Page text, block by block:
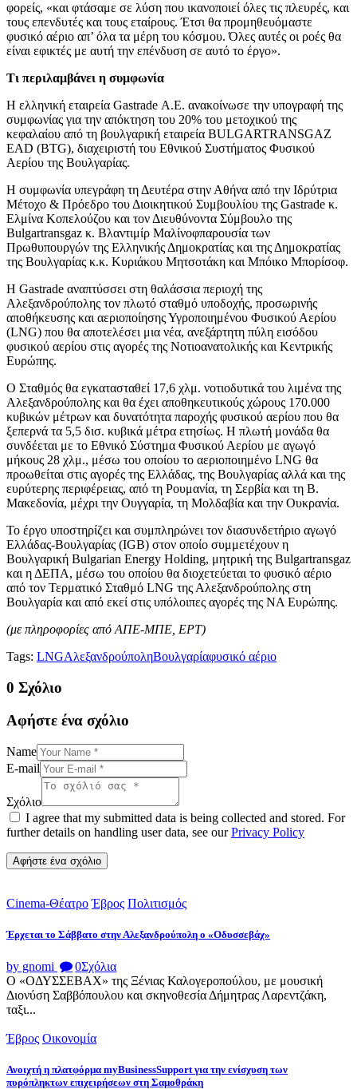
φορείς, «και φτάσαμε σε λύση που ικανοποιεί όλες τις πλευρές, και
τους επενδυτές και τους εταίρους. Έτσι θα προμηθευόμαστε
φυσικό αέριο απ’ όλα τα μέρη του κόσμου. Όλες αυτές οι ροές θα
είναι εφικτές με αυτή την επένδυση σε αυτό το έργο».
Τι περιλαμβάνει η συμφωνία
H ελληνική εταιρεία Gastrade Α.Ε. ανακοίνωσε την υπογραφή της
συμφωνίας για την απόκτηση του 20% του μετοχικού της
κεφαλαίου από τη βουλγαρική εταιρεία BULGARTRANSGAZ
EAD (BTG), διαχειριστή του Εθνικού Συστήματος Φυσικού
Αερίου της Βουλγαρίας.
H συμφωνία υπεγράφη τη Δευτέρα στην Αθήνα από την Ιδρύτρια
Μέτοχο & Πρόεδρο του Διοικητικού Συμβουλίου της Gastrade κ.
Ελμίνα Κοπελούζου και τον Διευθύνοντα Σύμβουλο της
Bulgartransgaz κ. Βλαντιμίρ Μαλίνοφπαρουσία των
Πρωθυπουργών της Ελληνικής Δημοκρατίας και της Δημοκρατίας
της Βουλγαρίας κ.κ. Κυριάκου Μητσοτάκη και Μπόικο Μπορίσοφ.
Η Gastrade αναπτύσσει στη θαλάσσια περιοχή της
Αλεξανδρούπολης τον πλωτό σταθμό υποδοχής, προσωρινής
αποθήκευσης και αεριοποίησης Υγροποιημένου Φυσικού Αερίου
(LNG) που θα αποτελέσει μια νέα, ανεξάρτητη πύλη εισόδου
φυσικού αερίου στις αγορές της Νοτιoανατολικής και Κεντρικής
Ευρώπης.
Ο Σταθμός θα εγκατασταθεί 17,6 χλμ. νοτιοδυτικά του λιμένα της
Αλεξανδρούπολης και θα έχει αποθηκευτικούς χώρους 170.000
κυβικών μέτρων και δυνατότητα παροχής φυσικού αερίου που θα
ξεπερνά τα 5,5 δισ. κυβικά μέτρα ετησίως. Η πλωτή μονάδα θα
συνδέεται με το Εθνικό Σύστημα Φυσικού Αερίου με αγωγό
μήκους 28 χλμ., μέσω του οποίου το αεριοποιημένο LNG θα
προωθείται στις αγορές της Ελλάδας, της Βουλγαρίας αλλά και της
ευρύτερης περιφέρειας, από τη Ρουμανία, τη Σερβία και τη Β.
Μακεδονία, μέχρι την Ουγγαρία, τη Μολδαβία και την Ουκρανία.
Το έργο υποστηρίζει και συμπληρώνει τον διασυνδετήριο αγωγό
Ελλάδας-Βουλγαρίας (IGB) στον οποίο συμμετέχουν η
Βουλγαρική Bulgarian Energy Holding, μητρική της Bulgartransgaz
και η ΔΕΠΑ, μέσω του οποίου θα διοχετεύεται το φυσικό αέριο
από τον Τερματικό Σταθμό LNG της Αλεξανδρούπολης στη
Βουλγαρία και από εκεί στις υπόλοιπες αγορές της ΝΑ Ευρώπης.
(με πληροφορίες από ΑΠΕ-ΜΠΕ, ΕΡΤ)
Tags: LNGΑλεξανδρούποληΒουλγαρίαφυσικό αέριο
0 Σχόλιο
Αφήστε ένα σχόλιο
Name
E-mail
Σχόλιο
I agree that my submitted data is being collected and stored. For
further details on handling user data, see ourPrivacy Policy
Cinema-Θέατρο Έβρος Πολιτισμός
Έρχεται το Σάββατο στην Αλεξανδρούπολη ο «Οδυσσεβάχ»
by gnomi 0Σχόλια
Ο «ΟΔΥΣΣΕΒΑΧ» της Ξένιας Καλογεροπούλου, με μουσική
Διονύση Σαββόπουλου και σκηνοθεσία Δήμητρας Λαρεντζάκη,
ταξι...
Έβρος Οικονομία
Ανοιχτή η πλατφόρμα myBusinessSupport για την ενίσχυση των
πυρόπληκτων επιχειρήσεων στη Σαμοθράκη